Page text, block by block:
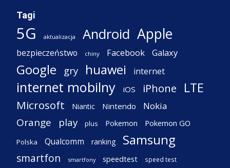
Tagi
5G aktualizacja Android Apple
bezpieczeństwo chiny Facebook Galaxy
Google gry huawei internet
internet mobilny iOS iPhone LTE
Microsoft Niantic Nintendo Nokia
Orange play plus Pokemon Pokemon GO
Polska Qualcomm ranking Samsung
smartfon smartfony speedtest speed test